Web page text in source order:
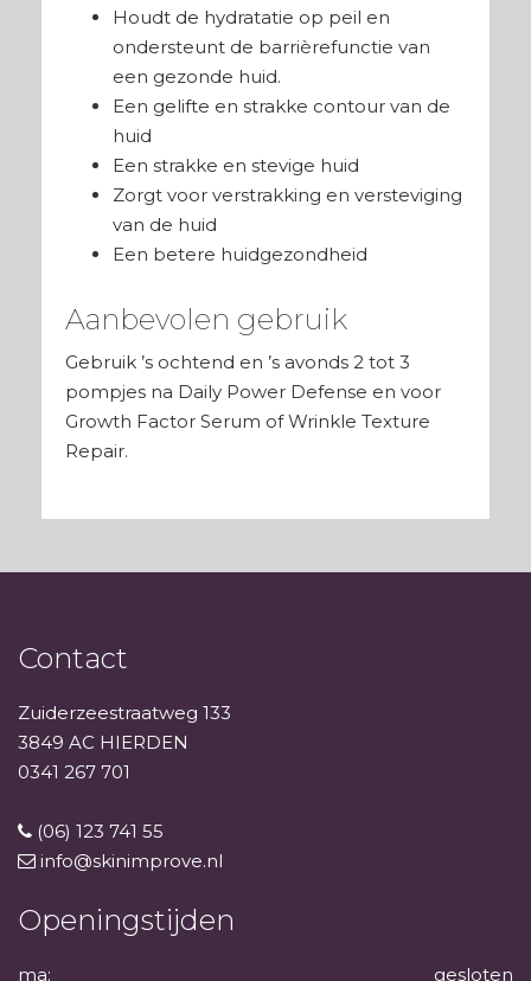
Houdt de hydratatie op peil en
ondersteunt de barrièrefunctie van
een gezonde huid.
Een gelifte en strakke contour van de
huid
Een strakke en stevige huid
Zorgt voor verstrakking en versteviging
van de huid
Een betere huidgezondheid
Aanbevolen gebruik
Gebruik ’s ochtend en ’s avonds 2 tot 3
pompjes na Daily Power Defense en voor
Growth Factor Serum of Wrinkle Texture
Repair.
Contact
Zuiderzeestraatweg 133
3849 AC HIERDEN
0341 267 701
(06) 123 741 55
info@skinimprove.nl
Openingstijden
ma: gesloten